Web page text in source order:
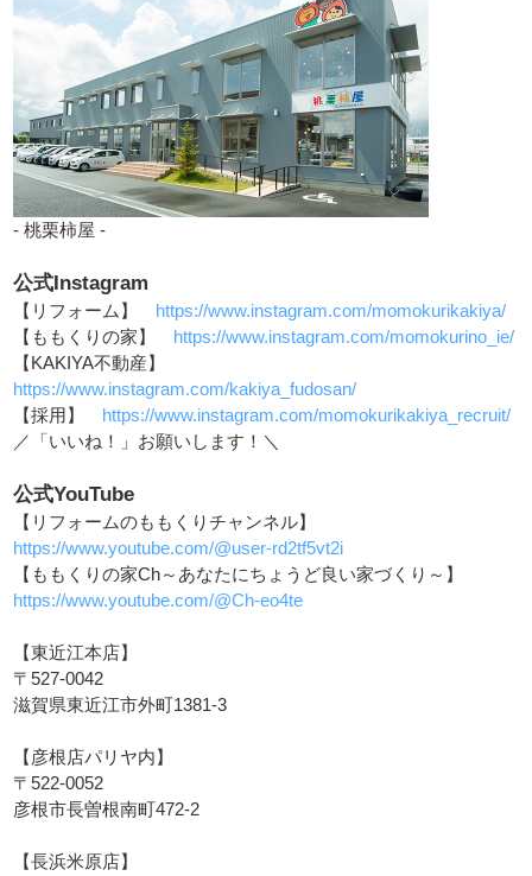
- 桃栗柿屋 -
公式Instagram
【リフォーム】
https://www.instagram.com/momokurikakiya/
【ももくりの家】
https://www.instagram.com/momokurino_ie/
【KAKIYA不動産】
https://www.instagram.com/kakiya_fudosan/
【採用】
https://www.instagram.com/momokurikakiya_recruit/
／「いいね！」お願いします！＼
公式YouTube
【リフォームのももくりチャンネル】
https://www.youtube.com/@user-rd2tf5vt2i
【ももくりの家Ch～あなたにちょうど良い家づくり～】
https://www.youtube.com/@Ch-eo4te
【東近江本店】
〒527-0042
滋賀県東近江市外町1381-3
【彦根店パリヤ内】
〒522-0052
彦根市長曽根南町472-2
【長浜米原店】